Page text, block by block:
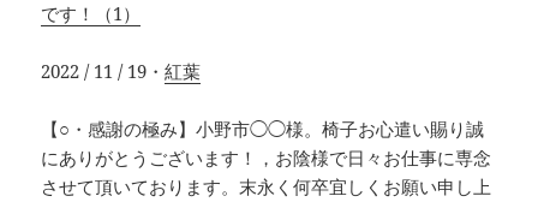
です！（1）
2022 / 11 / 19・紅葉
【○・感謝の極み】小野市◯◯様。椅子お心遣い賜り誠
にありがとうございます！，お陰様で日々お仕事に専念
させて頂いております。末永く何卒宜しくお願い申し上